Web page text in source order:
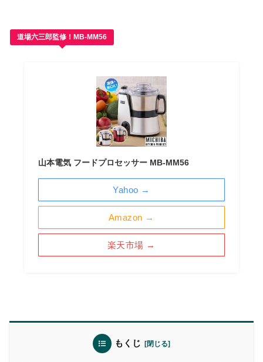
道場六三郎監修！MB-MM56
山本電気 フードプロセッサー MB-MM56
Amazon →
楽天市場 →
Yahoo →
もくじ